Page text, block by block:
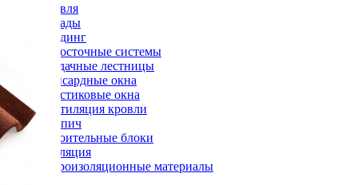
Кровля
Фасады
Сайдинг
Водосточные системы
Чердачные лестницы
Мансардные окна
Пластиковые окна
Вентиляция кровли
Кирпич
Строительные блоки
Изоляция
Гидроизоляционные материалы